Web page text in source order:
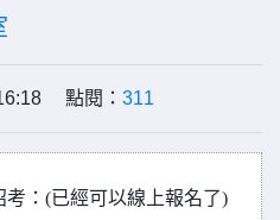
點閱： 311
考：(已經可以線上報名了)